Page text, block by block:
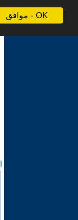
موافق - OK